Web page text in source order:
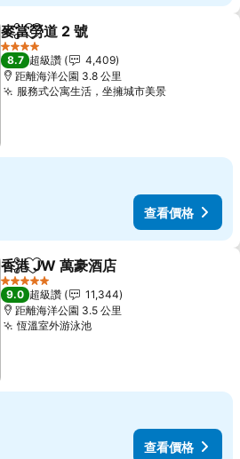
分享 加入我的最愛
麥當勞道 2 號
4 星級
8.7 超級讚
4,409
距離海洋公園 3.8 公里
服務式公寓生活，坐擁城市美景查看價格
查看價格
分享 加入我的最愛
香港 JW 萬豪酒店
5 星級
9.0 超級讚
11,344
距離海洋公園 3.5 公里
恆溫室外游泳池查看價格
查看價格